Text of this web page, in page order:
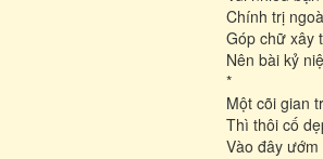
Chính trị
Góp chữ xây
Nên bài kỷ
*
Một cõi gian
Thì thôi cố
Vào đây